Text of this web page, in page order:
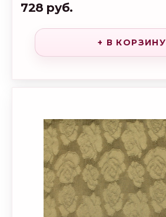
728 руб.
+ В КОРЗИНУ